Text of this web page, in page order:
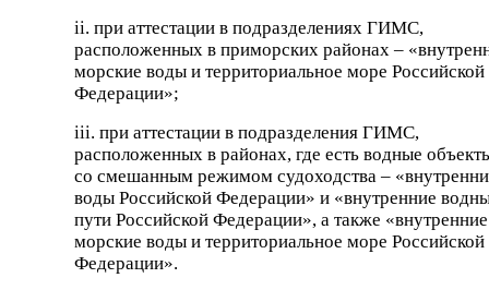
ii. при аттестации в подразделениях ГИМС,
расположенных в приморских районах –
морские воды и территориальное море Российской
Федерации»;
iii. при аттестации в подразделения ГИМС,
расположенных в районах, где есть водные
со смешанным режимом судоходства –
воды Российской Федерации» и «внутренние
пути Российской Федерации», а также «внутренние
морские воды и территориальное море Российской
Федерации».